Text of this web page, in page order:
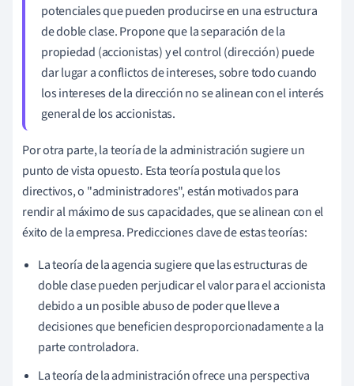
potenciales que pueden producirse en una estructura
de doble clase. Propone que la separación de la
propiedad (accionistas) y el control (dirección) puede
dar lugar a conflictos de intereses, sobre todo cuando
los intereses de la dirección no se alinean con el interés
general de los accionistas.
Por otra parte, la teoría de la administración sugiere un
punto de vista opuesto. Esta teoría postula que los
directivos, o "administradores", están motivados para
rendir al máximo de sus capacidades, que se alinean con el
éxito de la empresa. Predicciones clave de estas teorías:
La teoría de la agencia sugiere que las estructuras de
doble clase pueden perjudicar el valor para el accionista
debido a un posible abuso de poder que lleve a
decisiones que beneficien desproporcionadamente a la
parte controladora.
La teoría de la administración ofrece una perspectiva